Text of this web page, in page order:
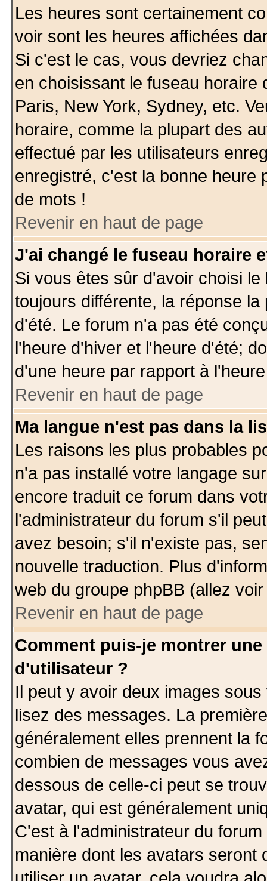
Les heures sont certainement
voir sont les heures affichées
Si c'est le cas, vous devriez
en choisissant le fuseau
Paris, New York, Sydney, etc.
horaire, comme la plupart des
effectué par les utilisateurs
enregistré, c'est la bonne heure
de mots !
Revenir en haut de page
J'ai changé le fuseau horaire
Si vous êtes sûr d'avoir choisi
toujours différente, la réponse
d'été. Le forum n'a pas été
l'heure d'hiver et l'heure d'été;
d'une heure par rapport à
Revenir en haut de page
Ma langue n'est pas dans la
Les raisons les plus probables
n'a pas installé votre langage
encore traduit ce forum dans
l'administrateur du forum s'il
avez besoin; s'il n'existe pas,
nouvelle traduction. Plus
web du groupe phpBB (allez
Revenir en haut de page
Comment puis-je montrer
d'utilisateur ?
Il peut y avoir deux images
lisez des messages. La
généralement elles prennent la
combien de messages vous
dessous de celle-ci peut se
avatar, qui est généralement
C'est à l'administrateur du
manière dont les avatars seront